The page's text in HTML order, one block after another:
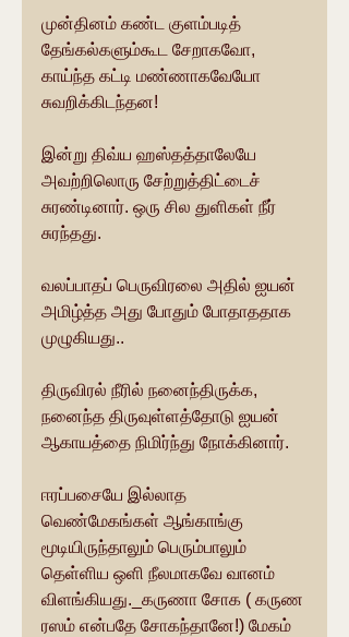
முன்தினம் கண்ட குளம்படித்
தேங்கல்களும்கூட சேறாகவோ,
காய்ந்த கட்டி மண்ணாகவேயோ
சுவறிக்கிடந்தன!
இன்று திவ்ய ஹஸ்தத்தாலேயே
அவற்றிலொரு சேற்றுத்திட்டைச்
சுரண்டினார். ஒரு சில துளிகள் நீர்
சுரந்தது.
வலப்பாதப் பெருவிரலை அதில் ஐயன்
அமிழ்த்த அது போதும் போதாததாக
முழுகியது..
திருவிரல் நீரில் நனைந்திருக்க,
நனைந்த திருவுள்ளத்தோடு ஐயன்
ஆகாயத்தை நிமிர்ந்து நோக்கினார்.
ஈரப்பசையே இல்லாத
வெண்மேகங்கள் ஆங்காங்கு
மூடியிருந்தாலும் பெரும்பாலும்
தெள்ளிய ஒளி நீலமாகவே வானம்
விளங்கியது._கருணா சோக ( கருண
ரஸம் என்பதே சோகந்தானே!) மேகம்